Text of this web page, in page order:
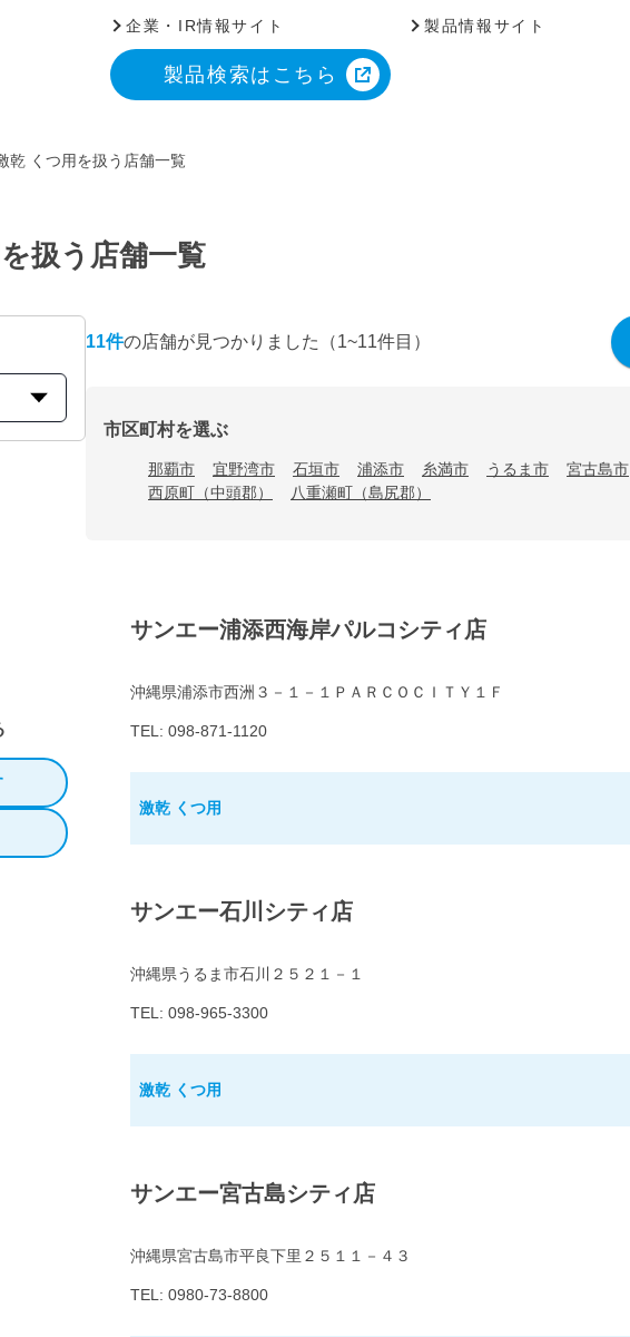
企業・IR情報サイト 製品情報サイト
製品検索はこちら
乾 くつ用を扱う店舗一覧
扱う店舗一覧
11件の店舗が見つかりました （1~11件目）
市区町村を選ぶ
那覇市 宜野湾市 石垣市 浦添市 糸満市 うるま市 宮古島市
西原町（中頭郡）
八重瀬町（島尻郡）
サンエー浦添西海岸パルコシティ店
沖縄県浦添市西洲３－１－１ＰＡＲＣＯＣＩＴＹ１Ｆ
TEL: 098-871-1120
激乾 くつ用
サンエー石川シティ店
沖縄県うるま市石川２５２１－１
TEL: 098-965-3300
激乾 くつ用
サンエー宮古島シティ店
沖縄県宮古島市平良下里２５１１－４３
TEL: 0980-73-8800